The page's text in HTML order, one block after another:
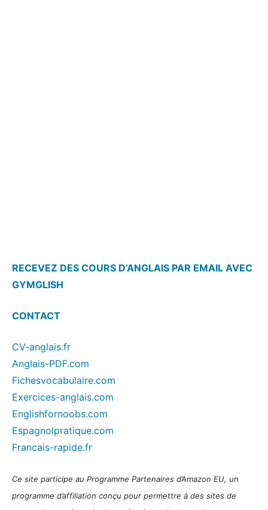
RECEVEZ DES COURS D’ANGLAIS PAR EMAIL AVEC
GYMGLISH
CONTACT
CV-anglais.fr
Anglais-PDF.com
Fichesvocabulaire.com
Exercices-anglais.com
Englishfornoobs.com
Espagnolpratique.com
Francais-rapide.fr
Ce site participe au Programme Partenaires d’Amazon EU, un
programme d’affiliation conçu pour permettre à des sites de